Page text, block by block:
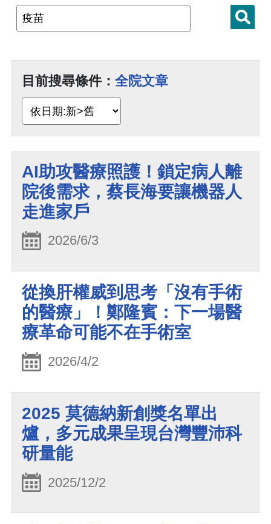
目前搜尋條件： 全院文章
AI助攻醫療照護！鎖定病人離
院後需求，蔡長海要讓機器人
走進家戶
2026/6/3
從換肝權威到思考「沒有手術
的醫療」！鄭隆賓：下一場醫
療革命可能不在手術室
2026/4/2
2025 莫德納新創獎名單出
爐，多元成果呈現台灣豐沛科
研量能
2025/12/2